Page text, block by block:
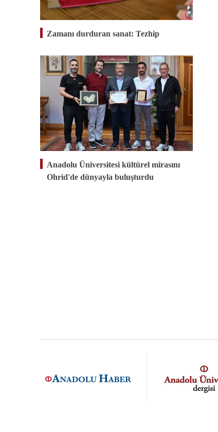
Zamanı durduran sanat: Tezhip
Anadolu Üniversitesi kültürel mirasını
Ohrid'de dünyayla buluşturdu